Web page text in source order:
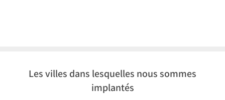
Les villes dans lesquelles nous sommes
implantés